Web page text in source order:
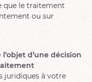
que le traitement
ou sur
l’objet d’une décision
juridiques à votre